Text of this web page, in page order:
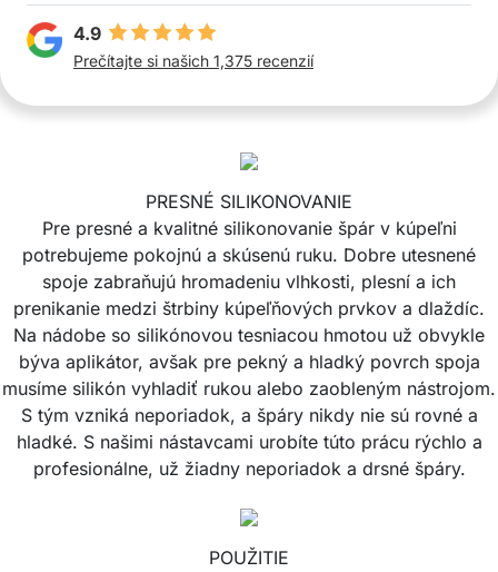
4.9
Prečítajte si našich 1,375 recenzií
PRESNÉ SILIKONOVANIE
Pre presné a kvalitné silikonovanie špár v kúpeľni
potrebujeme pokojnú a skúsenú ruku. Dobre utesnené
spoje zabraňujú hromadeniu vlhkosti, plesní a ich
prenikanie medzi štrbiny kúpeľňových prvkov a dlaždíc.
Na nádobe so silikónovou tesniacou hmotou už obvykle
býva aplikátor, avšak pre pekný a hladký povrch spoja
musíme silikón vyhladiť rukou alebo zaobleným nástrojom.
S tým vzniká neporiadok, a špáry nikdy nie sú rovné a
hladké. S našimi nástavcami urobíte túto prácu rýchlo a
profesionálne, už žiadny neporiadok a drsné špáry.
POUŽITIE